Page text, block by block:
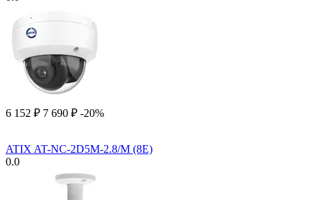
6 152 ₽ 7 690 ₽ -20%
ATIX AT-NC-2D5M-2.8/M (8E)
0.0